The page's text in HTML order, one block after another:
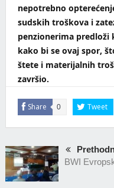
nepotrebno
sudskih troškova i
penzionerima
kako bi se ovaj spor,
štete i materijalnih
završio.
Share 0 Tweet
BWI